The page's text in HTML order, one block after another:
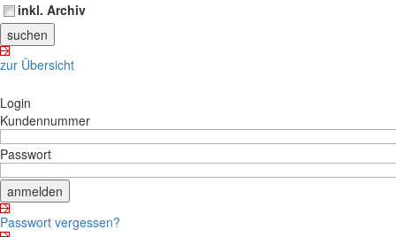
inkl. Archiv
zur Übersicht
Login
Kundennummer
Passwort
Passwort vergessen?